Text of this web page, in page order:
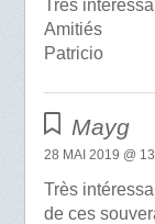
Très
Amitiés
Patricio
Mayg
28 MAI 2019 @
Très
de ces